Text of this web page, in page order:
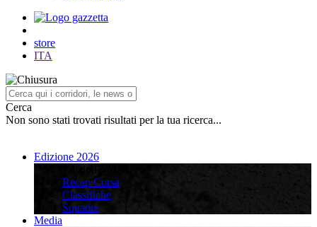
store
ITA
Cerca
Non sono stati trovati risultati per la tua ricerca...
Edizione 2026
Recap Corsa
Classifiche
Squadre
Media